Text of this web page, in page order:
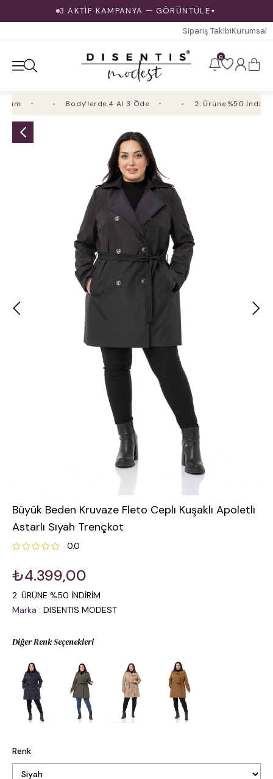
3 AKTİF KAMPANYA — GÖRÜNTÜLE ▼
Sipariş TakibiKurumsal
6
Body'lerde 4 Al 3 Öde 2. Ürüne %50 İndirim
Büyük Beden Kruvaze Fleto Cepli Kuşaklı Apoletli
Astarlı Siyah Trençkot
0.0
₺4.399,00
2. ÜRÜNE %50 İNDİRİM
Marka : DISENTIS MODEST
Diğer Renk Seçenekleri
Renk